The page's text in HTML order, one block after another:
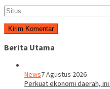
Berita Utama
News7 Agustus 2026
Perkuat ekonomi daerah,